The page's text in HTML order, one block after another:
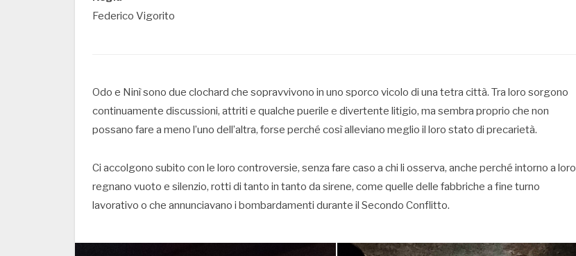
Federico Vigorito
Odo e Ninì sono due clochard che sopravvivono in uno sporco vicolo di una tetra città. Tra loro sorgono
continuamente discussioni, attriti e qualche puerile e divertente litigio, ma sembra proprio che non
possano fare a meno l’uno dell’altra, forse perché così alleviano meglio il loro stato di precarietà.
Ci accolgono subito con le loro controversie, senza fare caso a chi li osserva, anche perché intorno a loro
regnano vuoto e silenzio, rotti di tanto in tanto da sirene, come quelle delle fabbriche a fine turno
lavorativo o che annunciavano i bombardamenti durante il Secondo Conflitto.